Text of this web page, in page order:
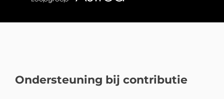
Ondersteuning bij contributie